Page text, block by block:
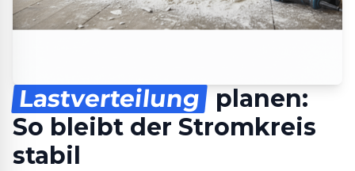
Lastverteilung
planen:
So bleibt der Stromkreis
stabil